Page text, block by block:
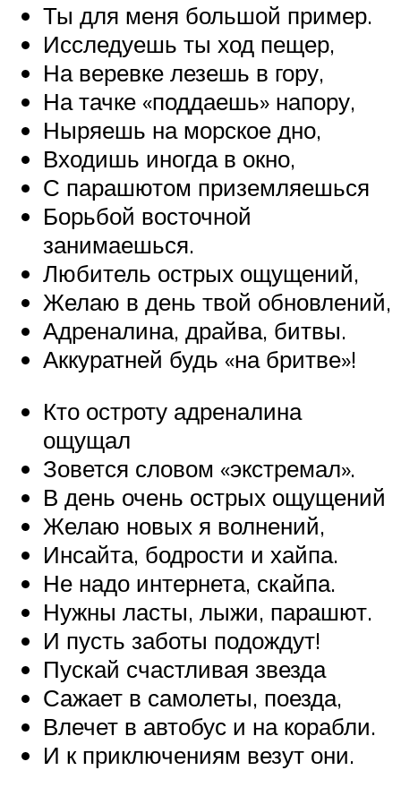
Ты для меня большой пример.
Исследуешь ты ход пещер,
На веревке лезешь в гору,
На тачке «поддаешь» напору,
Ныряешь на морское дно,
Входишь иногда в окно,
С парашютом приземляешься
Борьбой восточной
занимаешься.
Любитель острых ощущений,
Желаю в день твой обновлений,
Адреналина, драйва, битвы.
Аккуратней будь «на бритве»!
Кто остроту адреналина
ощущал
Зовется словом «экстремал».
В день очень острых ощущений
Желаю новых я волнений,
Инсайта, бодрости и хайпа.
Не надо интернета, скайпа.
Нужны ласты, лыжи, парашют.
И пусть заботы подождут!
Пускай счастливая звезда
Сажает в самолеты, поезда,
Влечет в автобус и на корабли.
И к приключениям везут они.